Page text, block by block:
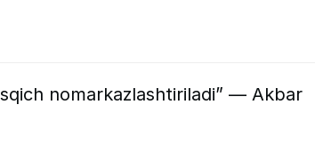
nomarkazlashtiriladi” — Akbar